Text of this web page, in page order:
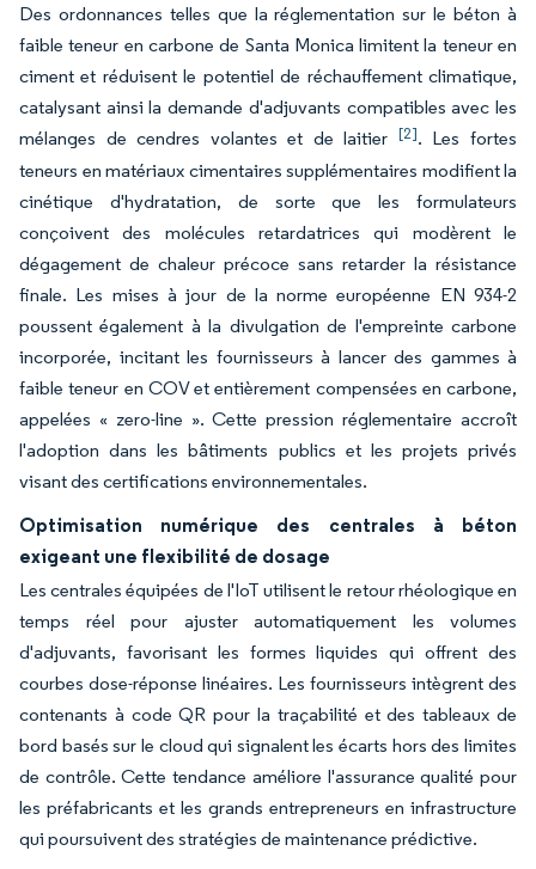
Des ordonnances telles que la réglementation sur le béton à
faible teneur en carbone de Santa Monica limitent la teneur en
ciment et réduisent le potentiel de réchauffement climatique,
catalysant ainsi la demande d'adjuvants compatibles avec les
mélanges de cendres volantes et de laitier [2]. Les fortes
teneurs en matériaux cimentaires supplémentaires modifient la
cinétique d'hydratation, de sorte que les formulateurs
conçoivent des molécules retardatrices qui modèrent le
dégagement de chaleur précoce sans retarder la résistance
finale. Les mises à jour de la norme européenne EN 934-2
poussent également à la divulgation de l'empreinte carbone
incorporée, incitant les fournisseurs à lancer des gammes à
faible teneur en COV et entièrement compensées en carbone,
appelées « zero-line ». Cette pression réglementaire accroît
l'adoption dans les bâtiments publics et les projets privés
visant des certifications environnementales.
Optimisation numérique des centrales à béton
exigeant une flexibilité de dosage
Les centrales équipées de l'IoT utilisent le retour rhéologique en
temps réel pour ajuster automatiquement les volumes
d'adjuvants, favorisant les formes liquides qui offrent des
courbes dose-réponse linéaires. Les fournisseurs intègrent des
contenants à code QR pour la traçabilité et des tableaux de
bord basés sur le cloud qui signalent les écarts hors des limites
de contrôle. Cette tendance améliore l'assurance qualité pour
les préfabricants et les grands entrepreneurs en infrastructure
qui poursuivent des stratégies de maintenance prédictive.